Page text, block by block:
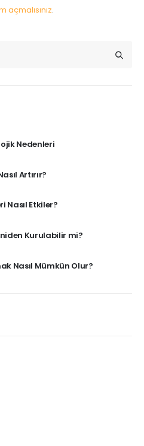
açmalısınız.
Nedenleri
Artırır?
Nasıl Etkiler?
Kurulabilir mi?
Nasıl Mümkün Olur?